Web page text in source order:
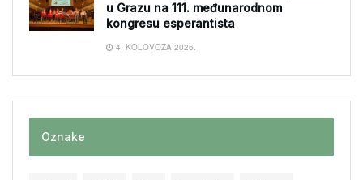
u Grazu na 111. međunarodnom
kongresu esperantista
4. KOLOVOZA 2026.
Oznake